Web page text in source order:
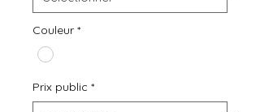
Couleur *
Prix public *